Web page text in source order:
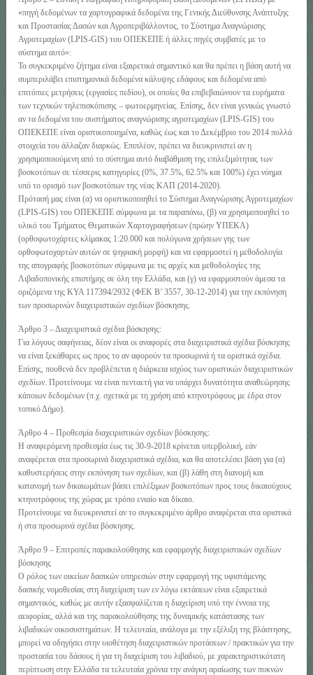
«πηγή δεδομένων τα χαρτογραφικά δεδομένα της Γενικής Διεύθυνσης Ανάπτυξης
και Προστασίας Δασών και Αγροπεριβάλλοντος, το Σύστημα Αναγνώρισης
Αγροτεμαχίων (LPIS-GIS) του ΟΠΕΚΕΠΕ ή άλλες πηγές συμβατές με το
σύστημα αυτό»:
Το συγκεκριμένο ζήτημα είναι εξαιρετικά σημαντικό και θα πρέπει η βάση αυτή να
συμπεριλάβει επιστημονικά δεδομένα κάλυψης εδάφους και δεδομένα από
επιτόπιες μετρήσεις (εργασίες πεδίου), οι οποίες θα επιβεβαιώνουν τα ευρήματα
των τεχνικών τηλεπισκόπισης – φωτοερμηνείας. Επίσης, δεν είναι γενικώς γνωστό
αν τα δεδομένα του συστήματος αναγνώρισης αγροτεμαχίων (LPIS-GIS) του
ΟΠΕΚΕΠΕ είναι οριστικοποιημένα, καθώς έως και το Δεκέμβριο του 2014 πολλά
στοιχεία του άλλαζαν διαρκώς. Επιπλέον, πρέπει να διευκρινιστεί αν η
χρησιμοποιούμενη από το σύστημα αυτό διαβάθμιση της επιλεξιμότητας των
βοσκοτόπων σε τέσσερις κατηγορίες (0%, 37.5%, 62.5% και 100%) έχει νόημα
υπό το ορισμό των βοσκοτόπων της νέας ΚΑΠ (2014-2020).
Πρότασή μας είναι (α) να οριστικοποιηθεί το Σύστημα Αναγνώρισης Αγροτεμαχίων
(LPIS-GIS) του ΟΠΕΚΕΠΕ σύμφωνα με τα παραπάνω, (β) να χρησιμοποιηθεί το
υλικό του Τμήματος Θεματικών Χαρτογραφήσεων (πρώην ΥΠΕΚΑ)
(ορθοφωτοχάρτες κλίμακας 1:20.000 και πολύγωνα χρήσεων γης των
ορθοφωτοχαρτών αυτών σε ψηφιακή μορφή) και να εφαρμοστεί η μεθοδολογία
της απογραφής βοσκοτόπων σύμφωνα με τις αρχές και μεθοδολογίες της
Λιβαδοπονικής επιστήμης σε όλη την Ελλάδα, και (γ) να εφαρμοστούν άμεσα τα
οριζόμενα της ΚΥΑ 117394/2932 (ΦΕΚ Β’ 3557, 30-12-2014) για την εκπόνηση
των προσωρινών διαχειριστικών σχεδίων βόσκησης.
Άρθρο 3 – Διαχειριστικά σχέδια βόσκησης:
Για λόγους σαφήνειας, δέον είναι οι αναφορές στα διαχειριστικά σχέδια βόσκησης
να είναι ξεκάθαρες ως προς το αν αφορούν τα προσωρινά ή τα οριστικά σχέδια.
Επίσης, πουθενά δεν προβλέπεται η διάρκεια ισχύος των οριστικών διαχειριστικών
σχεδίων. Προτείνουμε να είναι πενταετή για να υπάρχει δυνατότητα αναθεώρησης
κάποιων δεδομένων (π.χ. σχετικά με τη χρήση από κτηνοτρόφους με έδρα στον
τοπικό Δήμο).
Άρθρο 4 – Προθεσμία διαχειριστικών σχεδίων βόσκησης:
Η αναφερόμενη προθεσμία έως τις 30-9-2018 κρίνεται υπερβολική, εάν
αναφέρεται στα προσωρινά διαχειριστικά σχέδια, και θα αποτελέσει βάση για (α)
καθυστερήσεις στην εκπόνηση των σχεδίων, και (β) λάθη στη διανομή και
κατανομή των δικαιωμάτων βάσει επιλέξιμων βοσκοτόπων προς τους δικαιούχους
κτηνοτρόφους της χώρας με τρόπο ενιαίο και δίκαιο.
Προτείνουμε να διευκρινιστεί αν το συγκεκριμένο άρθρο αναφέρεται στα οριστικά
ή στα προσωρινά σχέδια βόσκησης.
Άρθρο 9 – Επιτροπές παρακολούθησης και εφαρμογής διαχειριστικών σχεδίων
βόσκησης
Ο ρόλος των οικείων δασικών υπηρεσιών στην εφαρμογή της υφιστάμενης
δασικής νομοθεσίας στη διαχείριση των εν λόγω εκτάσεων είναι εξαιρετικά
σημαντικός, καθώς με αυτήν εξασφαλίζεται η διαχείριση υπό την έννοια της
αειφορίας, αλλά και της παρακολούθησης της δυναμικής κατάστασης των
λιβαδικών οικοσυστημάτων. Η τελευταία, ανάλογα με την εξέλιξη της βλάστησης,
μπορεί να οδηγήσει στην υιοθέτηση διαχειριστικών προτάσεων / πρακτικών για την
προστασία του δάσους ή για τη διαχείριση του λιβαδιού, με χαρακτηριστικότατη
περίπτωση στην Ελλάδα τα τελευταία χρόνια την ανάγκη αραίωσης των πυκνών